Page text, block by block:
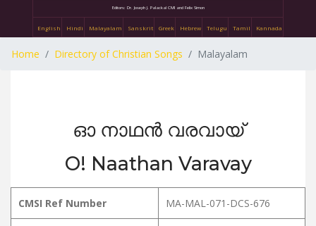
Editors: Dr. Joseph J. Palackal CMI and Felix Simon
English Hindi Malayalam Sanskrit Greek Hebrew Telugu Tamil Kannada
Home Directory of Christian Songs Malayalam
ഓ നാഥൻ വരവായ്
O! Naathan Varavay
CMSI Ref Number MA-MAL-071-DCS-676